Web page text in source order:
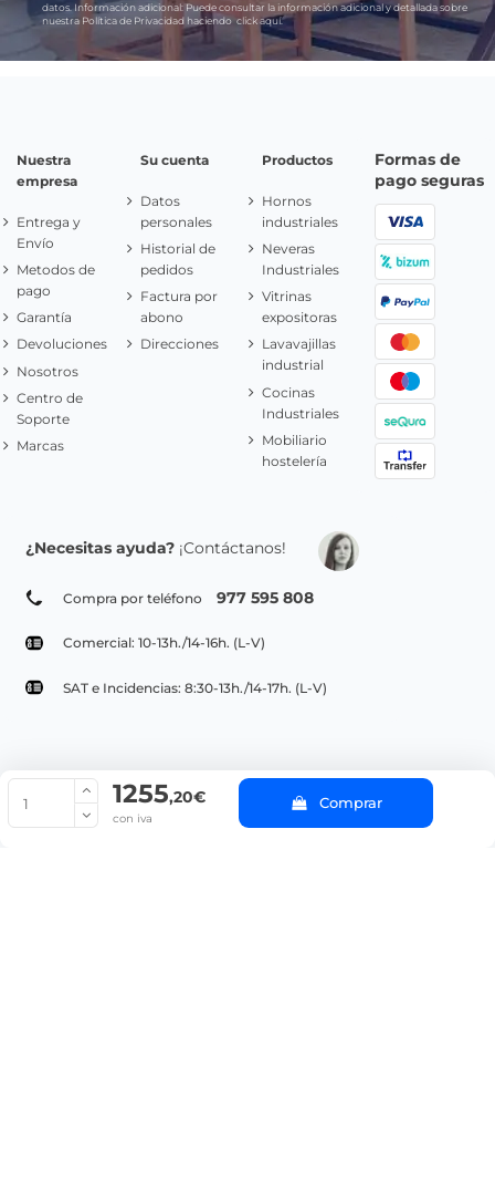
1255,20€
con iva
Comprar
datos.Información adicional:Puede consultar la información adicional y detallada sobre
nuestra Política de Privacidad haciendoclick aquí.
Nuestra
empresa
Entrega y
Envío
Metodos de
pago
Garantía
Devoluciones
Nosotros
Centro de
Soporte
Marcas
Su cuenta
Datos
personales
Historial de
pedidos
Factura por
abono
Direcciones
Productos
Hornos
industriales
Neveras
Industriales
Vitrinas
expositoras
Lavavajillas
industrial
Cocinas
Industriales
Mobiliario
hostelería
Formas de
pago seguras
¿Necesitas ayuda? ¡Contáctanos!
Compra por teléfono 977 595 808
Comercial: 10-13h./14-16h. (L-V)
SAT e Incidencias: 8:30-13h./14-17h. (L-V)
© Copyright 2022 PepeBar.com | Política de cookies |
Aviso legal y
Condiciones generales de compra |